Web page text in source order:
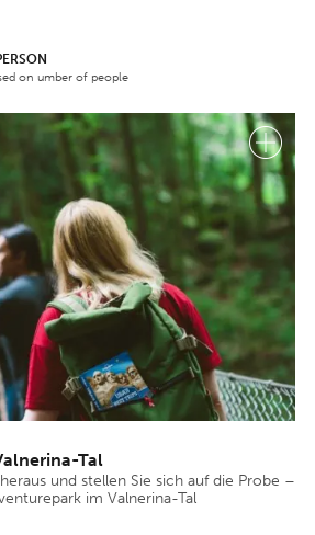
on umber of people
Tal
und stellen Sie sich auf die Probe –
im Valnerina-Tal